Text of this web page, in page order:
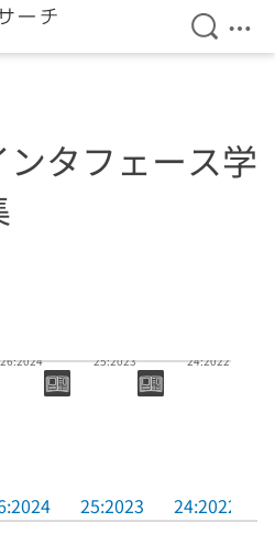
検索を
メ
ンタフェース学
26:2024 25:2023
25:2023
24:2022
24:2022